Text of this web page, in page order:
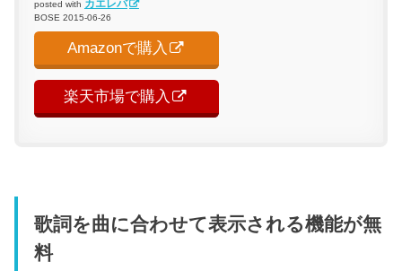
posted with カエレバ
BOSE 2015-06-26
Amazonで購入
楽天市場で購入
歌詞を曲に合わせて表示される機能が無
料